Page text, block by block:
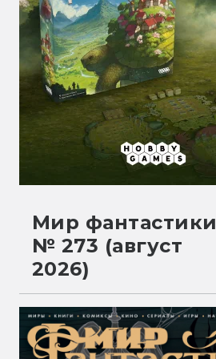
Мир фантастики
№ 273 (август
2026)